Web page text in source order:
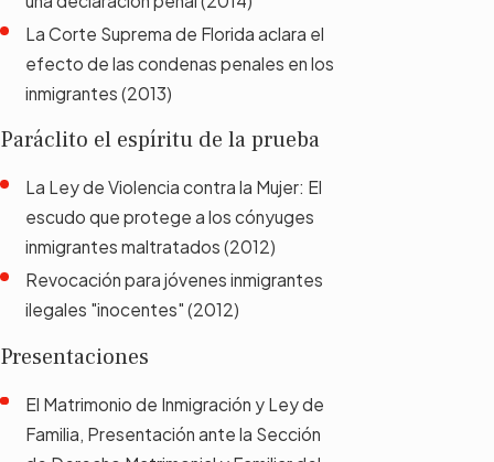
La Corte Suprema de Florida aclara el
efecto de las condenas penales en los
inmigrantes (2013)
Paráclito el espíritu de la prueba
La Ley de Violencia contra la Mujer: El
escudo que protege a los cónyuges
inmigrantes maltratados (2012)
Revocación para jóvenes inmigrantes
ilegales "inocentes" (2012)
Presentaciones
El Matrimonio de Inmigración y Ley de
Familia, Presentación ante la Sección